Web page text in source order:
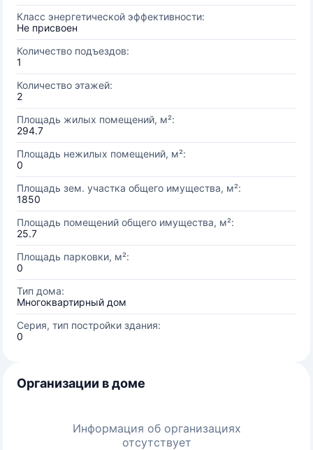
Класс энергетической эффективности:
Не присвоен
Количество подъездов:
1
Количество этажей:
2
Площадь жилых помещений, м²:
294.7
Площадь нежилых помещений, м²:
0
Площадь зем. участка общего имущества, м²:
1850
Площадь помещений общего имущества, м²:
25.7
Площадь парковки, м²:
0
Тип дома:
Многоквартирный дом
Серия, тип постройки здания:
0
Организации в доме
Информация об организациях
отсутствует